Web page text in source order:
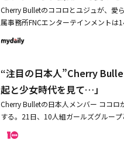
ル、悪質なコメントによる苦痛を訴
One出身カン・ダニエル、健康上の問
MEの所属事務所H2mediaエンターテ
のSNSで「契約が終了しただけで、グ
記事はコチラから【関連記事】・メ
ループ解散ではない12月に日本ファン
のTWICE？新人ガールズグループ4組
ガールクラッシュな魅力【FNCエンタ
ーテインメントです。所属アーティス
当社はミレ、ココロ、リンリンと議
た。当社は7人組で再編成を終えた
す。Cherry Bulletとミレ、ココロ、リ
とうございます。
Cherry Bulletのココロとユジュが、愛
属事務所FNCエンターテインメントは
AR（Augmented Reality、拡張現実）
特有の愛らしい笑顔で魅力を伝え、ユ
日にカムバックを控えたCherry Bullet
アドベンチャーARゲーム」に飛び込む
“注目の日本人”Cherry
起と少女時代を見て…」
Cherry Bulletの日本人メンバー ココロ
する。21日、10人組ガールズグルー
再生回数200万回を突破し、AOAの